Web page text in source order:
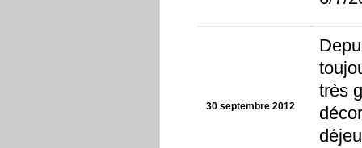
30 septembre 2012
très